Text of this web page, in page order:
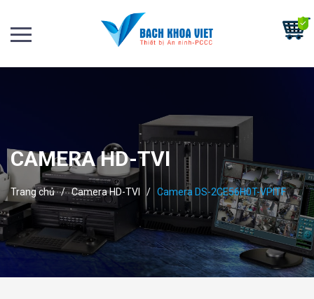
CAMERA HD-TVI
Trang chủ / Camera HD-TVI / Camera DS-2CE56H0T-VPITF